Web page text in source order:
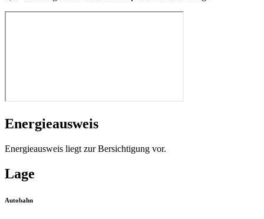
Energieausweis
Energieausweis liegt zur Bersichtigung vor.
Lage
Autobahn